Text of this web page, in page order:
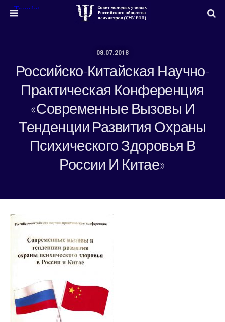
08.07.2018
Российско-Китайская Научно-
Практическая Конференция
«Современные Вызовы И
Тенденции Развития Охраны
Психического Здоровья В
России И Китае»